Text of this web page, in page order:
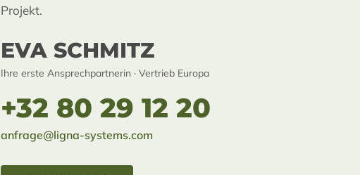
Projekt.
EVA SCHMITZ
Ihre erste Ansprechpartnerin · Vertrieb Europa
+32 80 29 12 20
anfrage@ligna-systems.com